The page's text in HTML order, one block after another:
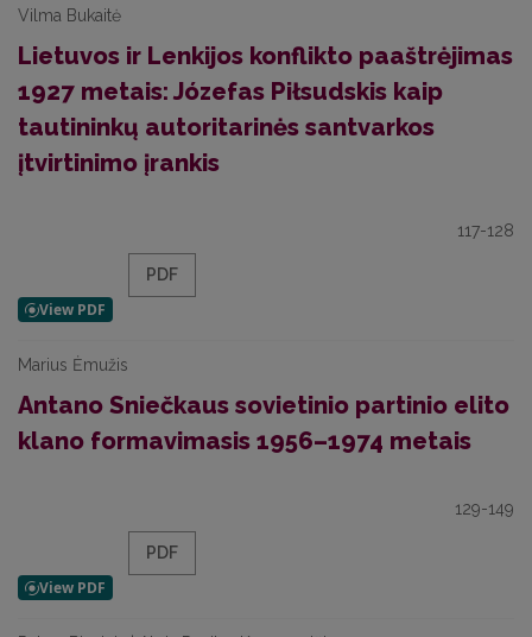
Vilma Bukaitė
Lietuvos ir Lenkijos konflikto paaštrėjimas
1927 metais: Józefas Piłsudskis kaip
tautininkų autoritarinės santvarkos
įtvirtinimo įrankis
117-128
PDF
Marius Ėmužis
Antano Sniečkaus sovietinio partinio elito
klano formavimasis 1956–1974 metais
129-149
PDF